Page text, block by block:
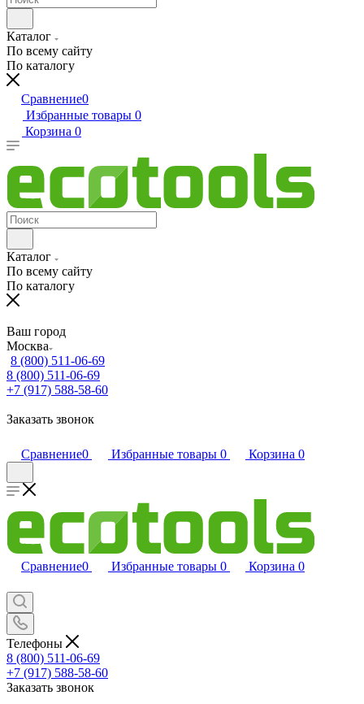
Каталог
По всему сайту
По каталогу
Сравнение0
Избранные товары 0
Корзина 0
Каталог
По всему сайту
По каталогу
Ваш город
Москва
8 (800) 511-06-69
8 (800) 511-06-69
+7 (917) 588-58-60
Заказать звонок
Сравнение0 Избранные товары 0 Корзина 0
Сравнение0 Избранные товары 0 Корзина 0
Телефоны
8 (800) 511-06-69
+7 (917) 588-58-60
Заказать звонок